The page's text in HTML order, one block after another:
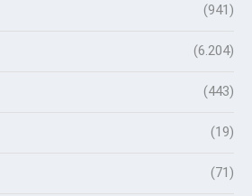
(941)
(6.204)
(443)
(19)
(71)